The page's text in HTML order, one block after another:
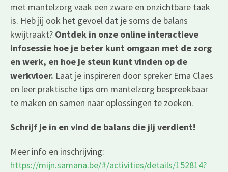
met mantelzorg vaak een zware en onzichtbare taak
is. Heb jij ook het gevoel dat je soms de balans
kwijtraakt? Ontdek in onze online interactieve
infosessie hoe je beter kunt omgaan met de zorg
en werk, en hoe je steun kunt vinden op de
werkvloer. Laat je inspireren door spreker Erna Claes
en leer praktische tips om mantelzorg bespreekbaar
te maken en samen naar oplossingen te zoeken.
Schrijf je in en vind de balans die jij verdient!
Meer info en inschrijving:
https://mijn.samana.be/#/activities/details/152814?